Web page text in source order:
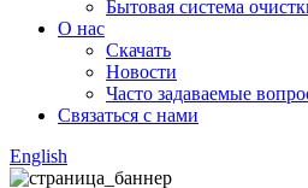
Бытовая система
О нас
Скачать
Новости
Часто задаваемые
Связаться с нами
English